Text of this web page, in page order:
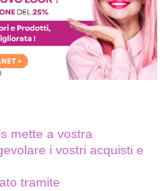
mette a vostra
i vostri acquisti e
tramite